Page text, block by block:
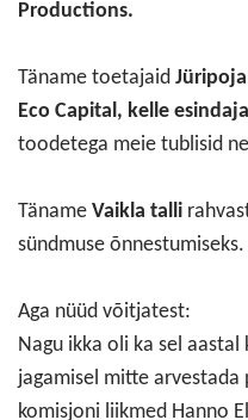
Productions.
Täname toetajaid
Eco Capital, kelle
toodetega meie tublisid
Täname Vaikla talli
sündmuse õnnestumiseks.
Aga nüüd võitjatest:
Nagu ikka oli ka sel
jagamisel mitte arvestada
komisjoni liikmed Hanno